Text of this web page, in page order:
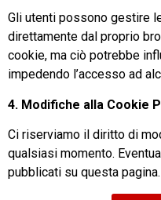
Gli utenti possono gestire
direttamente dal proprio
cookie, ma ciò potrebbe
impedendo l’accesso ad
4. Modifiche alla Cookie
Ci riserviamo il diritto di
qualsiasi momento.
pubblicati su questa pagina.